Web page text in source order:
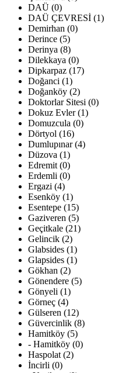
DAÜ (0)
DAÜ ÇEVRESİ (1)
Demirhan (0)
Derince (5)
Derinya (8)
Dilekkaya (0)
Dipkarpaz (17)
Doğanci (1)
Doğanköy (2)
Doktorlar Sitesi (0)
Dokuz Evler (1)
Domuzcula (0)
Dörtyol (16)
Dumlupınar (4)
Düzova (1)
Edremit (0)
Erdemli (0)
Ergazi (4)
Esenköy (1)
Esentepe (15)
Gaziveren (5)
Geçitkale (21)
Gelincik (2)
Glabsides (1)
Glapsides (1)
Gökhan (2)
Gönendere (5)
Gönyeli (1)
Görneç (4)
Gülseren (12)
Güvercinlik (8)
Hamitköy (5)
- Hamitköy (0)
Haspolat (2)
İncirli (0)